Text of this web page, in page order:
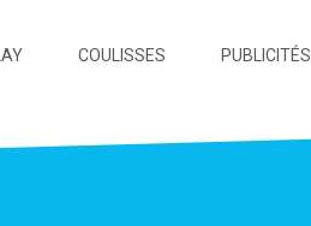
COULISSES PUBLICITÉS